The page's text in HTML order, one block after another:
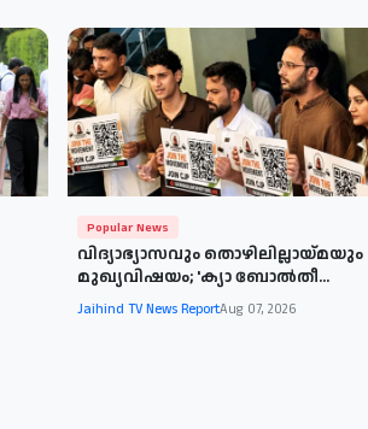
Popular News
വിദ്യാഭ്യാസവും തൊഴിലില്ലായ്മയും
മുഖ്യവിഷയം; 'ക്യാ ബോൽതീ...
Jaihind TV News ReportAug 07, 2026